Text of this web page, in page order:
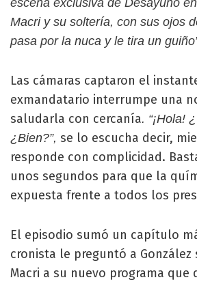
escena exclusiva de Desayuno
Macri y su soltería, con sus ojos
pasa por la nuca y le tira un
Las cámaras captaron el
exmandatario interrumpe una
saludarla con cercanía. “¡Hola!
¿Bien?”, se lo escucha decir,
responde con complicidad.
unos segundos para que la
expuesta frente a todos los
El episodio sumó un capítulo
cronista le preguntó a González
Macri a su nuevo programa que